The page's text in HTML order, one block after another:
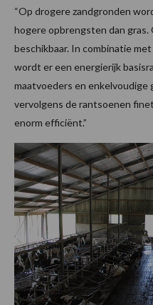
“Op drogere zandgronden
hogere opbrengsten dan gras.
beschikbaar. In combinatie
wordt er een energierijk
maatvoeders en
vervolgens de rantsoenen
enorm efficiënt.”